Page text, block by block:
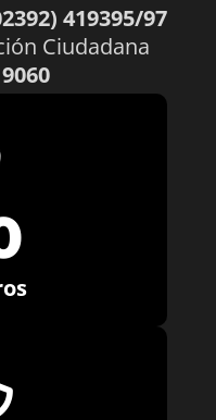
419395/97
Ciudadana